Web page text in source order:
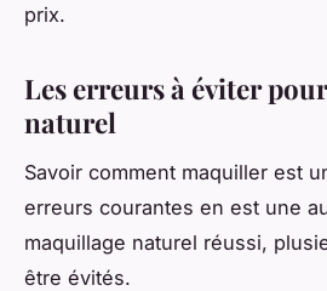
prix.
Les erreurs à éviter
naturel
Savoir comment maquiller est
erreurs courantes en est une
maquillage naturel réussi,
être évités.